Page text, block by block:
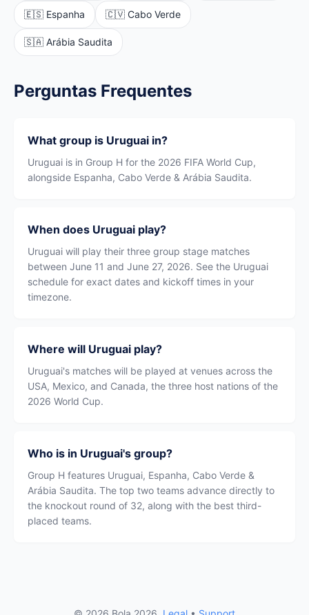
🇪🇸 Espanha 🇨🇻 Cabo Verde
🇸🇦 Arábia Saudita
Perguntas Frequentes
What group is Uruguai in?
Uruguai is in Group H for the 2026 FIFA World Cup,
alongside Espanha, Cabo Verde & Arábia Saudita.
When does Uruguai play?
Uruguai will play their three group stage matches
between June 11 and June 27, 2026. See the Uruguai
schedule for exact dates and kickoff times in your
timezone.
Where will Uruguai play?
Uruguai's matches will be played at venues across the
USA, Mexico, and Canada, the three host nations of the
2026 World Cup.
Who is in Uruguai's group?
Group H features Uruguai, Espanha, Cabo Verde &
Arábia Saudita. The top two teams advance directly to
the knockout round of 32, along with the best third-
placed teams.